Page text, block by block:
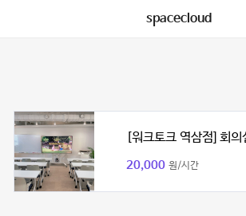
spacecloud
[워크토크 역삼점] 회의
20,000 원/시간